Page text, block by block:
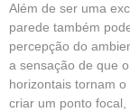
Além de ser uma
parede também
percepção do
a sensação de que
horizontais tornam
criar um ponto